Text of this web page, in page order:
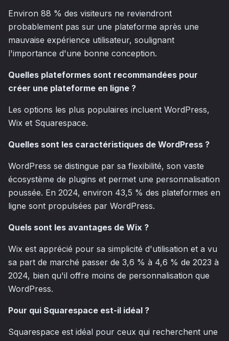
Environ 88 % des visiteurs ne reviendront
probablement pas sur une plateforme après une
mauvaise expérience utilisateur, soulignant
l'importance d'une bonne conception.
Quelles plateformes sont recommandées pour
créer une plateforme en ligne ?
Les options les plus populaires incluent WordPress,
Wix et Squarespace.
Quelles sont les caractéristiques de WordPress ?
WordPress se distingue par sa flexibilité, son vaste
écosystème de plugins et permet une personnalisation
poussée. En 2024, environ 43,5 % des plateformes en
ligne sont propulsées par WordPress.
Quels sont les avantages de Wix ?
Wix est apprécié pour sa simplicité d'utilisation et a vu
sa part de marché passer de 3,6 % à 4,6 % de 2023 à
2024, bien qu'il offre moins de personnalisation que
WordPress.
Pour qui Squarespace est-il idéal ?
Squarespace est idéal pour ceux qui recherchent une